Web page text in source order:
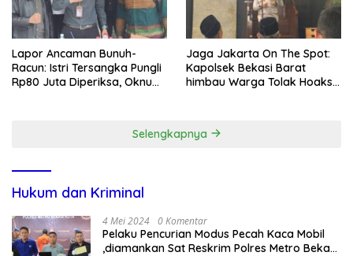
Lapor Ancaman Bunuh-
Racun: Istri Tersangka Pungli
Rp80 Juta Diperiksa, Oknum
Jaga Jakarta On The Spot:
Kapolsek Bekasi Barat
himbau Warga Tolak Hoaks
Selengkapnya
Hukum dan Kriminal
4 Mei 2024 0 Komentar
Pelaku Pencurian Modus Pecah Kaca Mobil
,diamankan Sat Reskrim Polres Metro Bekasi